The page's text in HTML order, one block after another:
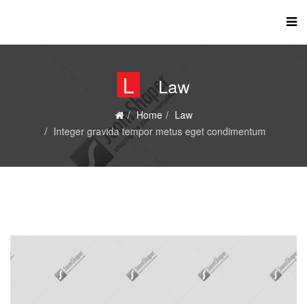
L Law
Home
Law
Integer gravida tempor metus eget condimentum